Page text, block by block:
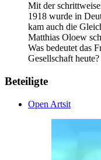
Mit der
1918 wurde in
kam auch die
Matthias Oloew
Was bedeutet das
Gesellschaft heute?
Beteiligte
Open Artsit